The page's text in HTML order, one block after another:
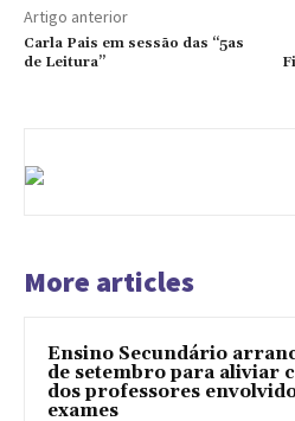
Artigo anterior
Carla Pais em sessão das “5as
de Leitura”
More articles
Ensino Secundário
de setembro para aliviar
dos professores
exames